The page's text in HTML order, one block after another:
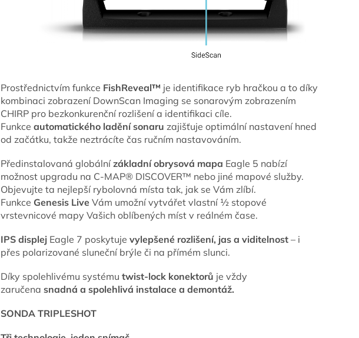
Prostřednictvím funkce FishReveal™ je identifikace ryb hračkou a to díky
kombinaci zobrazení DownScan Imaging se sonarovým zobrazením
CHIRP pro bezkonkurenční rozlišení a identifikaci cíle.
Funkce automatického ladění sonaru zajišťuje optimální nastavení hned
od začátku, takže neztrácíte čas ručním nastavováním.
Předinstalovaná globálnízákladní obrysová mapa Eagle 5 nabízí
možnost upgradu na C-MAP® DISCOVER™ nebo jiné mapové služby.
Objevujte ta nejlepší rybolovná místa tak, jak se Vám zlíbí.
Funkce Genesis Live Vám umožní vytvářet vlastní ½ stopové
vrstevnicové mapy Vašich oblíbených míst v reálném čase.
IPS displej Eagle 7 poskytuje vylepšené rozlišení, jas a viditelnost – i
přes polarizované sluneční brýle či na přímém slunci.
Díky spolehlivému systému twist-lock konektorů je vždy
zaručena snadná a spolehlivá instalace a demontáž.
SONDA TRIPLESHOT